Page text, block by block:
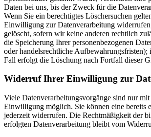
Daten bei uns, bis der Zweck für die
Wenn Sie ein berechtigtes Löschersuchen
Einwilligung zur Datenverarbeitung
gelöscht, sofern wir keine anderen rechtlich
die Speicherung Ihrer personenbezogenen
oder handelsrechtliche Aufbewahrungsfristen);
Fall erfolgt die Löschung nach Fortfall dieser
Widerruf Ihrer Einwilligung zur
Viele Datenverarbeitungsvorgänge sind nur
Einwilligung möglich. Sie können eine bereits
jederzeit widerrufen. Die Rechtmäßigkeit der
erfolgten Datenverarbeitung bleibt vom